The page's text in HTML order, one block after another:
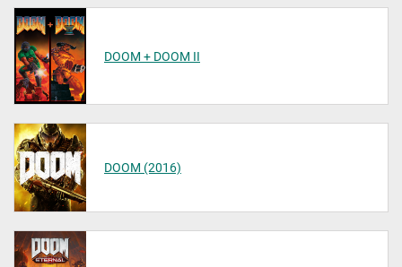
DOOM + DOOM II
DOOM (2016)